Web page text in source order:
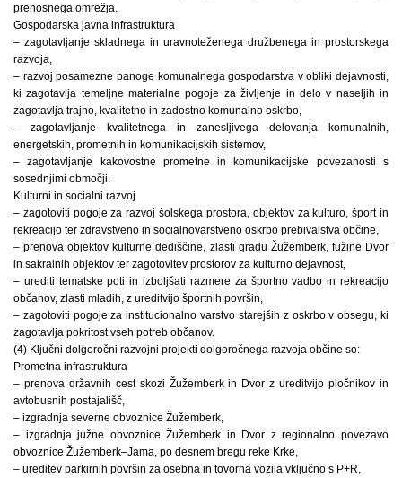
prenosnega omrežja.
Gospodarska javna infrastruktura
– zagotavljanje skladnega in uravnoteženega družbenega in prostorskega
razvoja,
– razvoj posamezne panoge komunalnega gospodarstva v obliki dejavnosti,
ki zagotavlja temeljne materialne pogoje za življenje in delo v naseljih in
zagotavlja trajno, kvalitetno in zadostno komunalno oskrbo,
– zagotavljanje kvalitetnega in zanesljivega delovanja komunalnih,
energetskih, prometnih in komunikacijskih sistemov,
– zagotavljanje kakovostne prometne in komunikacijske povezanosti s
sosednjimi območji.
Kulturni in socialni razvoj
– zagotoviti pogoje za razvoj šolskega prostora, objektov za kulturo, šport in
rekreacijo ter zdravstveno in socialnovarstveno oskrbo prebivalstva občine,
– prenova objektov kulturne dediščine, zlasti gradu Žužemberk, fužine Dvor
in sakralnih objektov ter zagotovitev prostorov za kulturno dejavnost,
– urediti tematske poti in izboljšati razmere za športno vadbo in rekreacijo
občanov, zlasti mladih, z ureditvijo športnih površin,
– zagotoviti pogoje za institucionalno varstvo starejših z oskrbo v obsegu, ki
zagotavlja pokritost vseh potreb občanov.
(4) Ključni dolgoročni razvojni projekti dolgoročnega razvoja občine so:
Prometna infrastruktura
– prenova državnih cest skozi Žužemberk in Dvor z ureditvijo pločnikov in
avtobusnih postajališč,
– izgradnja severne obvoznice Žužemberk,
– izgradnja južne obvoznice Žužemberk in Dvor z regionalno povezavo
obvoznice Žužemberk–Jama, po desnem bregu reke Krke,
– ureditev parkirnih površin za osebna in tovorna vozila vključno s P+R,